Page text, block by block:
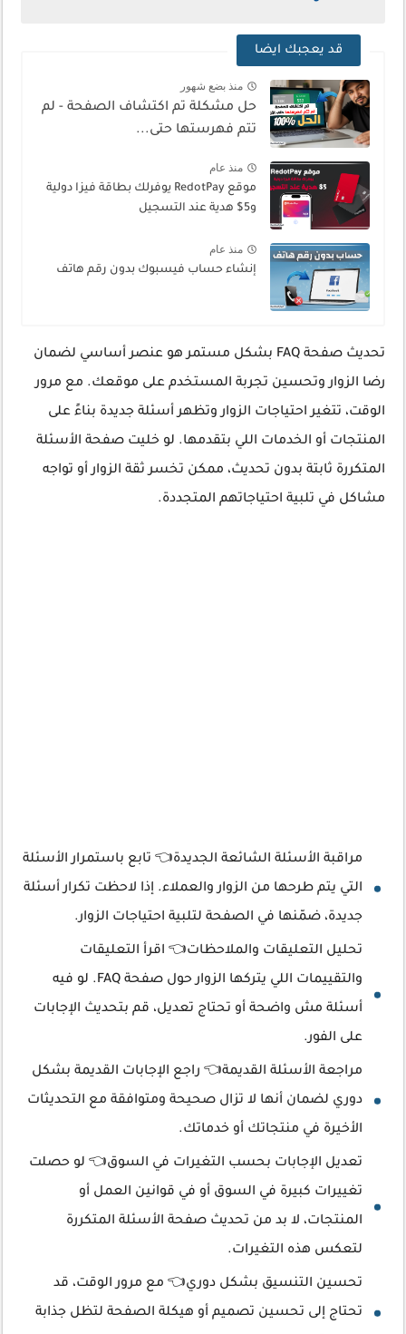
قد يعجبك ايضا
منذ بضع شهور
حل مشكلة تم اكتشاف الصفحة - لم
تتم فهرستها حتى...
منذ عام
موقع RedotPay يوفرلك بطاقة فيزا دولية
و5$ هدية عند التسجيل
منذ عام
إنشاء حساب فيسبوك بدون رقم هاتف
تحديث صفحة FAQ بشكل مستمر هو عنصر أساسي لضمان
رضا الزوار وتحسين تجربة المستخدم على موقعك. مع مرور
الوقت، تتغير احتياجات الزوار وتظهر أسئلة جديدة بناءً على
المنتجات أو الخدمات اللي بتقدمها. لو خليت صفحة الأسئلة
المتكررة ثابتة بدون تحديث، ممكن تخسر ثقة الزوار أو تواجه
مشاكل في تلبية احتياجاتهم المتجددة.
مراقبة الأسئلة الشائعة الجديدة👈 تابع باستمرار الأسئلة
التي يتم طرحها من الزوار والعملاء. إذا لاحظت تكرار أسئلة
جديدة، ضمّنها في الصفحة لتلبية احتياجات الزوار.
تحليل التعليقات والملاحظات👈 اقرأ التعليقات
والتقييمات اللي يتركها الزوار حول صفحة FAQ. لو فيه
أسئلة مش واضحة أو تحتاج تعديل، قم بتحديث الإجابات
على الفور.
مراجعة الأسئلة القديمة👈 راجع الإجابات القديمة بشكل
دوري لضمان أنها لا تزال صحيحة ومتوافقة مع التحديثات
الأخيرة في منتجاتك أو خدماتك.
تعديل الإجابات بحسب التغيرات في السوق👈 لو حصلت
تغييرات كبيرة في السوق أو في قوانين العمل أو
المنتجات، لا بد من تحديث صفحة الأسئلة المتكررة
لتعكس هذه التغيرات.
تحسين التنسيق بشكل دوري👈 مع مرور الوقت، قد
تحتاج إلى تحسين تصميم أو هيكلة الصفحة لتظل جذابة